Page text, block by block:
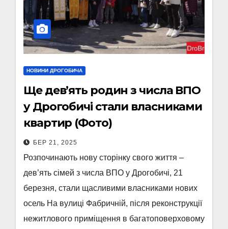
НОВИНИ ДРОГОБИЧА
Ще дев’ять родин з числа ВПО
у Дрогобичі стали власниками
квартир (Фото)
БЕР 21, 2025
Розпочинають нову сторінку свого життя –
дев’ять сімей з числа ВПО у Дрогобичі, 21
березня, стали щасливими власниками нових
осель На вулиці Фабричній, після реконструкції
нежитлового приміщення в багатоповерховому